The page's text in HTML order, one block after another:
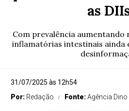
as
Com prevalência aumentando
inflamatórias intestinais ainda
31/07/2025 às 12h54
Por: Redação Fonte:Agência Dino